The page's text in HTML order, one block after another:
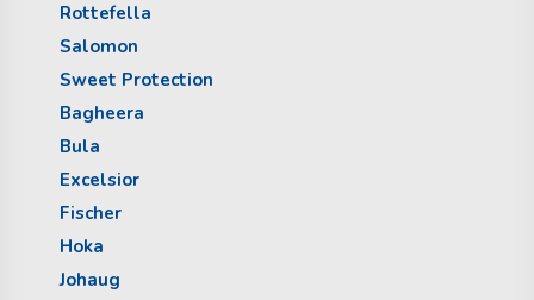
Rottefella
Salomon
Sweet Protection
Bagheera
Bula
Excelsior
Fischer
Hoka
Johaug